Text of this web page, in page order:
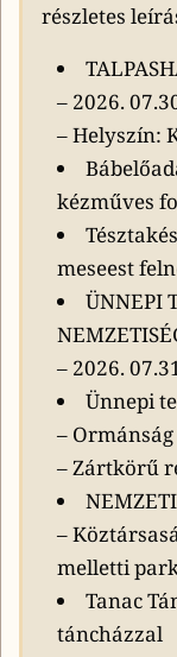
részletes
– 2026.
– Helyszín:
kézműves
meseest
ÜNNEPI
– 2026.
Ünnepi
–
– Zártkörű
–
melletti
Tanac
táncházzal